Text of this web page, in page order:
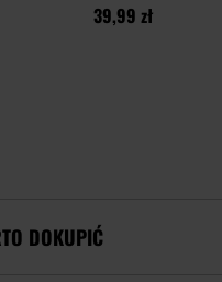
39,99 zł
DOKUPIĆ